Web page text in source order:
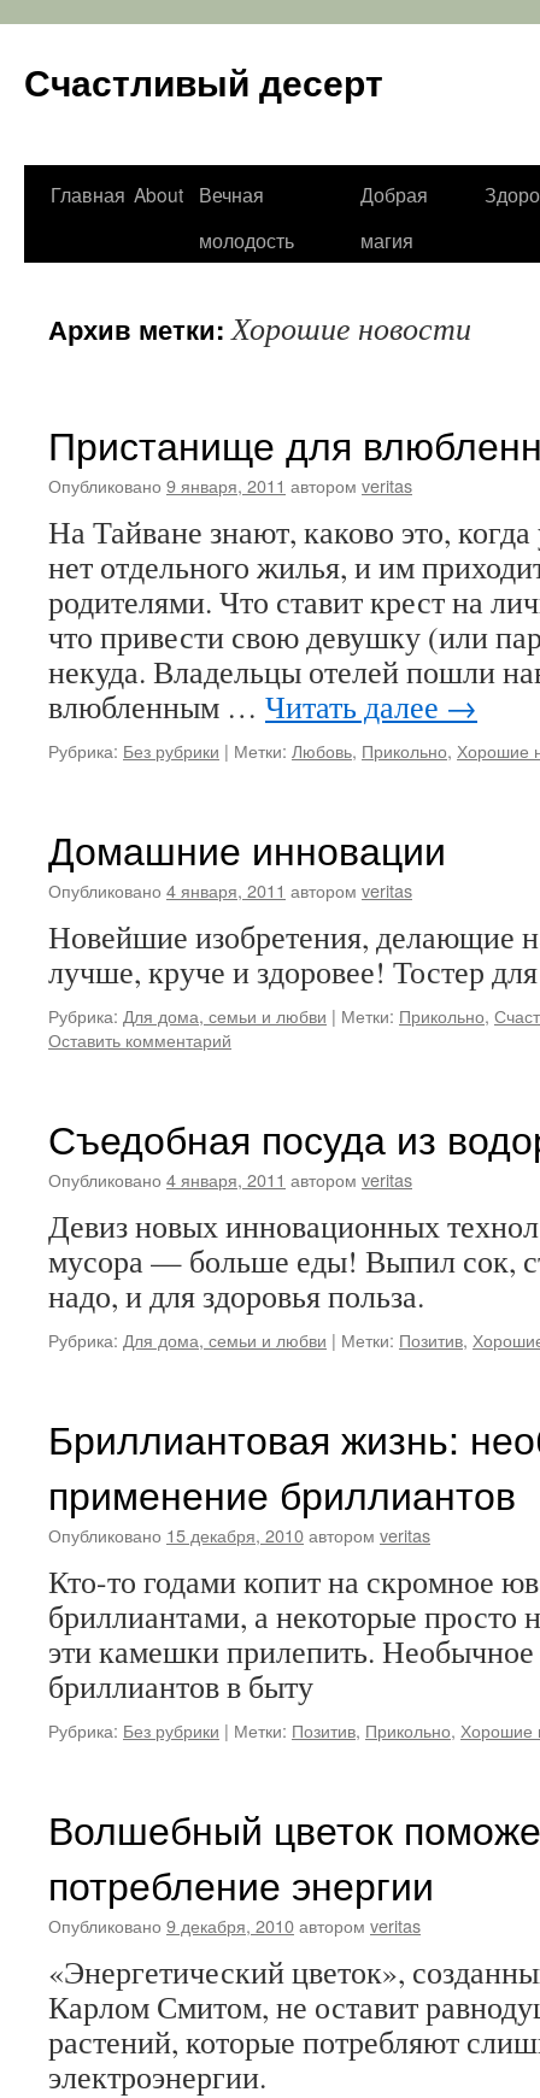
Счастливый десерт
Перейти
Главная About
Вечная
молодость
Добрая
магия
Архив метки:Хорошие новости
Пристанище для
Опубликовано 9 января, 2011 автором veritas
На Тайване знают, каково это,
нет отдельного жилья, и им
родителями. Что ставит крест на
что привести свою девушку (или
некуда. Владельцы отелей пошли
влюбленным … Читать далее →
Рубрика: Без рубрики | Метки: Любовь, Прикольно, Хорошие
Домашние инновации
Опубликовано 4 января, 2011 автором veritas
Новейшие изобретения, делающие
лучше, круче и здоровее! Тостер
Рубрика: Для дома, семьи и любви | Метки: Прикольно,
Оставить комментарий
Съедобная посуда из
Опубликовано 4 января, 2011 автором veritas
Девиз новых инновационных
мусора — больше еды! Выпил сок,
надо, и для здоровья польза.
Рубрика: Для дома, семьи и любви | Метки: Позитив,
Бриллиантовая жизнь:
применение бриллиантов
Опубликовано 15 декабря, 2010автором veritas
Кто-то годами копит на скромное
бриллиантами, а некоторые просто
эти камешки прилепить.
бриллиантов в быту
Рубрика: Без рубрики | Метки: Позитив, Прикольно, Хорошие
Волшебный цветок
потребление энергии
Опубликовано 9 декабря, 2010автором veritas
«Энергетический цветок»,
Карлом Смитом, не оставит
растений, которые потребляют
электроэнергии.